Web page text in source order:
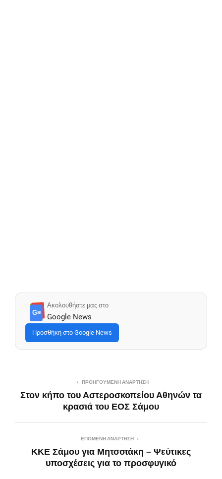
G≡
Ακολουθήστε μας στο
Google News
Προσθήκη στο Google News
ΠΡΟΗΓΟΎΜΕΝΗ ΑΝΆΡΤΗΣΗ
Στον κήπο του Αστεροσκοπείου Αθηνών τα
κρασιά του ΕΟΣ Σάμου
ΕΠΌΜΕΝΗ ΑΝΆΡΤΗΣΗ
ΚΚΕ Σάμου για Μητσοτάκη – Ψεύτικες
υποσχέσεις για το προσφυγικό